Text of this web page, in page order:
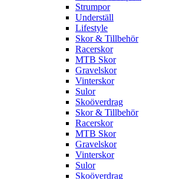
Strumpor
Underställ
Lifestyle
Skor & Tillbehör
Racerskor
MTB Skor
Gravelskor
Vinterskor
Sulor
Skoöverdrag
Skor & Tillbehör
Racerskor
MTB Skor
Gravelskor
Vinterskor
Sulor
Skoöverdrag